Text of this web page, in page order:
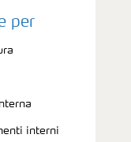
per
interni